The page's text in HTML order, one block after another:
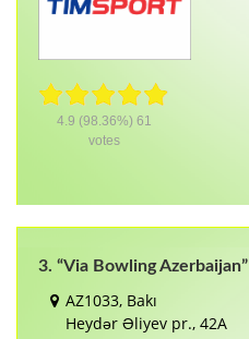
4.9 (98.36%) 61
votes
3. “Via Bowling Azerbaijan”
AZ1033, Bakı
Heydər Əliyev pr., 42A